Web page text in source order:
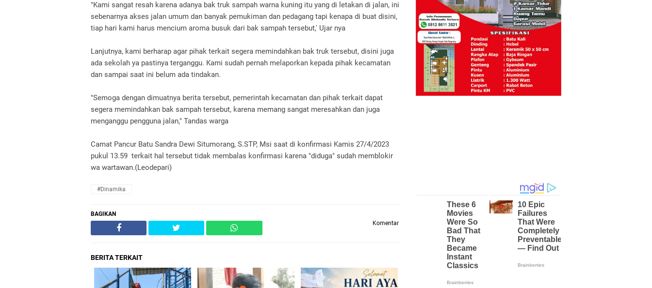
"Kami sangat resah karena adanya bak truk sampah warna kuning itu yang di letakan di jalan, ini
sebenarnya akses jalan umum dan banyak pemukiman dan pedagang tapi kenapa di buat disini,
tiap hari kami harus mencium aroma busuk dari bak sampah tersebut,' Ujar nya
Lanjutnya, kami berharap agar pihak terkait segera memindahkan bak truk tersebut, disini juga
ada sekolah ya pastinya terganggu. Kami sudah pernah melaporkan kepada pihak kecamatan
dan sampai saat ini belum ada tindakan.
"Semoga dengan dimuatnya berita tersebut, pemerintah kecamatan dan pihak terkait dapat
segera memindahkan bak sampah tersebut, karena memang sangat meresahkan dan juga
menganggu pengguna jalan," Tandas warga
Camat Pancur Batu Sandra Dewi Situmorang, S.STP, Msi saat di konfirmasi Kamis 27/4/2023
pukul 13.59 terkait hal tersebut tidak membalas konfirmasi karena "diduga" sudah memblokir
wa wartawan.(Leodepari)
#Dinamika
BAGIKAN
Komentar
BERITA TERKAIT